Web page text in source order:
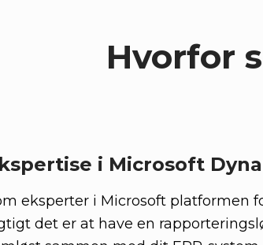
Hvorfor
i Microsoft
eksperter i Microsoft platformen
det er at have en